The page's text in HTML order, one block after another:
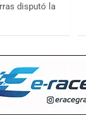
disputó la